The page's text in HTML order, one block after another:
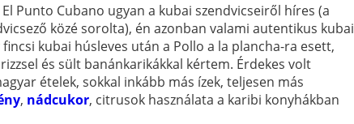
Punto Cubano ugyan a kubai szendvicseiről híres (a
közé sorolta), én azonban valami autentikus kubai
kubai húsleves után a Pollo a la plancha-ra esett,
és sült banánkarikákkal kértem. Érdekes volt
ételek, sokkal inkább más ízek, teljesen más
, nádcukor, citrusok használata a karibi konyhákban